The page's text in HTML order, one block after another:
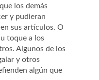
los demás
y pudieran
sus artículos. O
toque a los
Algunos de los
y otros
algún que